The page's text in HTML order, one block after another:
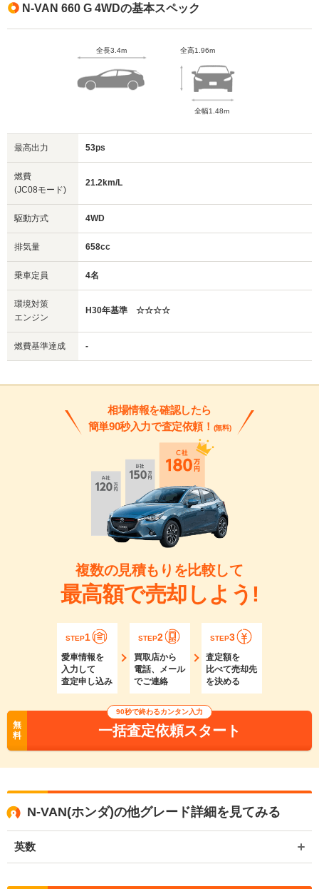
N-VAN 660 G 4WDの基本スペック
全長3.4m 全高1.96m
全幅1.48m
最高出力 53ps
燃費
(JC08モード)
21.2km/L
駆動方式 4WD
排気量 658cc
乗車定員 4名
環境対策
エンジン
H30年基準 ☆☆☆☆
燃費基準達成 -
相場情報を確認したら
簡単90秒入力で査定依頼！ (無料)
複数の見積もりを比較して
最高額で売却しよう!
STEP1
愛車情報を
入力して
査定申し込み
STEP2
買取店から
電話、メール
でご連絡
STEP3
査定額を
比べて売却先
を決める
無
料
90秒で終わるカンタン入力
一括査定依頼スタート
N-VAN(ホンダ)の他グレード詳細を見てみる
英数